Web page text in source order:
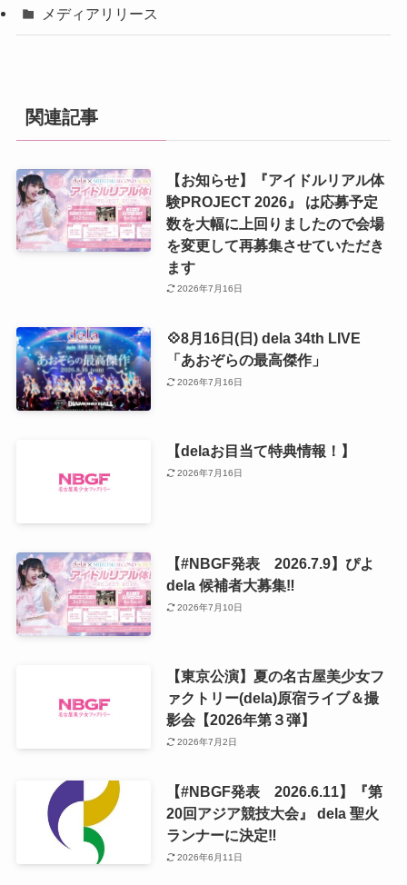
メディアリリース
関連記事
【お知らせ】『アイドルリアル体
験PROJECT 2026』 は応募予定
数を大幅に上回りましたので会場
を変更して再募集させていただき
ます
2026年7月16日
💠8月16日(日) dela 34th LIVE
「あおぞらの最高傑作」
2026年7月16日
【delaお目当て特典情報！】
2026年7月16日
【#NBGF発表 2026.7.9】ぴよ
dela 候補者大募集‼️
2026年7月10日
【東京公演】夏の名古屋美少女フ
ァクトリー(dela)原宿ライブ＆撮
影会【2026年第３弾】
2026年7月2日
【#NBGF発表 2026.6.11】『第
20回アジア競技大会』 dela 聖火
ランナーに決定‼️
2026年6月11日